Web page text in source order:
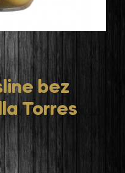
bez
Torres